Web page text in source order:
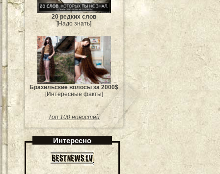
20 редких слов
[Надо знать]
Бразильские волосы за 2000$
[Интересные факты]
Топ 100 новостей
Интересно